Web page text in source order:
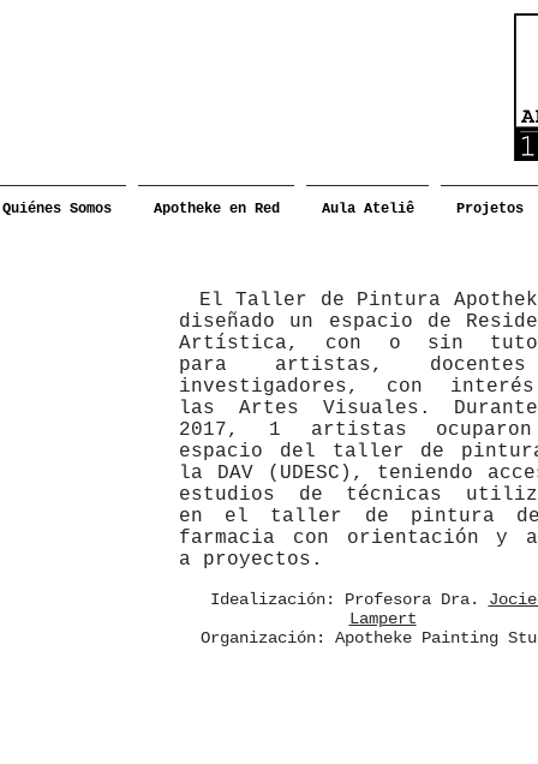
Quiénes Somos Apotheke en Red Aula Ateliê Projetos
El Taller de Pintura
diseñado un espacio de
Artística, con o sin
para artistas,
investigadores, con
las Artes Visuales.
2017, 1 artistas
espacio del taller de
la DAV (UDESC), teniendo
estudios de técnicas
en el taller de pintura
farmacia con orientación y
a proyectos.
Idealización: Profesora Dra.
Lampert
Organización: Apotheke Painting